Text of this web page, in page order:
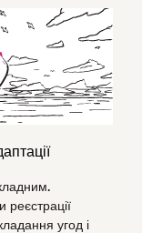
реєстрації
угод і